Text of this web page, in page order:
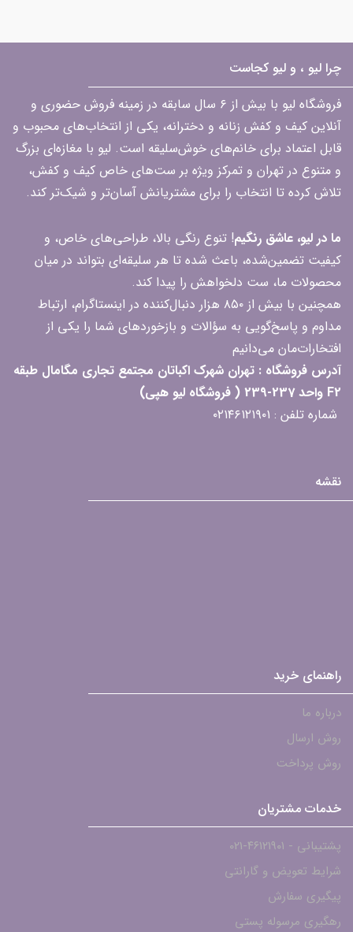
چرا لیو ، و لیو کجاست
فروشگاه لیو با بیش از ۶ سال سابقه در زمینه فروش حضوری و
آنلاین کیف و کفش زنانه و دخترانه، یکی از انتخاب‌های محبوب و
قابل اعتماد برای خانم‌های خوش‌سلیقه است. لیو با مغازه‌ای بزرگ
و متنوع در تهران و تمرکز ویژه بر ست‌های خاص کیف و کفش،
تلاش کرده تا انتخاب را برای مشتریانش آسان‌تر و شیک‌تر کند.
ما در لیو، عاشق رنگیم! تنوع رنگی بالا، طراحی‌های خاص، و
کیفیت تضمین‌شده، باعث شده تا هر سلیقه‌ای بتواند در میان
محصولات ما، ست دلخواهش را پیدا کند.
همچنین با بیش از ۸۵۰ هزار دنبال‌کننده در اینستاگرام، ارتباط
مداوم و پاسخ‌گویی به سؤالات و بازخوردهای شما را یکی از
افتخارات‌مان می‌دانیم
آدرس فروشگاه : تهران شهرک اکباتان مجتمع تجاری مگامال طبقه
F2 واحد 237-239 ( فروشگاه لیو هپی)
شماره تلفن : ۰۲۱۴۶۱۲۱۹۰۱
نقشه
راهنمای خرید
درباره ما
روش ارسال
روش پرداخت
خدمات مشتریان
پشتیبانی - ۴۶۱۲۱۹۰۱-021
شرایط تعویض و گارانتی
پیگیری سفارش
رهگیری مرسوله پستی